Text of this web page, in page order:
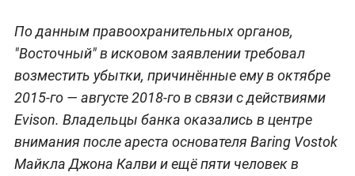
По данным правоохранительных органов,
"Восточный" в исковом заявлении требовал
возместить убытки, причинённые ему в октябре
2015-го — августе 2018-го в связи с действиями
Evison. Владельцы банка оказались в центре
внимания после ареста основателя Baring Vostok
Майкла Джона Калви и ещё пяти человек в